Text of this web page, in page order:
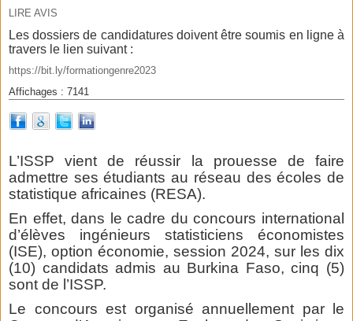
LIRE AVIS
Les dossiers de candidatures doivent être soumis en ligne à
travers le lien suivant :
https://bit.ly/formationgenre2023
Affichages : 7141
L’ISSP vient de réussir la prouesse de faire
admettre ses étudiants au réseau des écoles de
statistique africaines (RESA).
En effet, dans le cadre du concours international
d’élèves ingénieurs statisticiens économistes
(ISE), option économie, session 2024, sur les dix
(10) candidats admis au Burkina Faso, cinq (5)
sont de l’ISSP.
Le concours est organisé annuellement par le